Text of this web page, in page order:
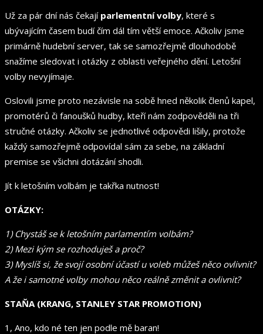
Už za pár dní nás čekají parlementní volby, které s
ubývajícím časem budí čím dál tím větší emoce. Ačkoliv jsme
primárně hudební server, tak se samozřejmě dlouhodobě
snažíme sledovat i otázky z oblasti veřejného dění. Letošní
volby nevyjímaje.
Oslovili jsme proto nezávisle na sobě hned několik členů kapel,
promotérů či fanoušků hudby, kteří nám zodpověděli na tři
stručné otázky. Ačkoliv se jednotlivé odpovědi lišily, protože
každý samozřejmě odpovídal sám za sebe, na základní
premise se všichni dotázání shodli.
Jít k letošním volbám je takřka nutnost!
OTÁZKY:
1) Chystáš se k letošním parlamentím volbám?
2) Mezi kým se rozhoduješ a proč?
3) Myslíš si, že svojí osobní účastí u voleb můžeš něco ovlivnit?
A že i samotné volby mohou něco reálně změnit a ovlivnit?
STAŇA (KRANG, STANLEY STAR PROMOTION)
1, Ano, kdo né ten jen podle mě baran!